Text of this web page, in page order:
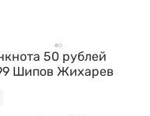
50 рублей
Шипов Жихарев